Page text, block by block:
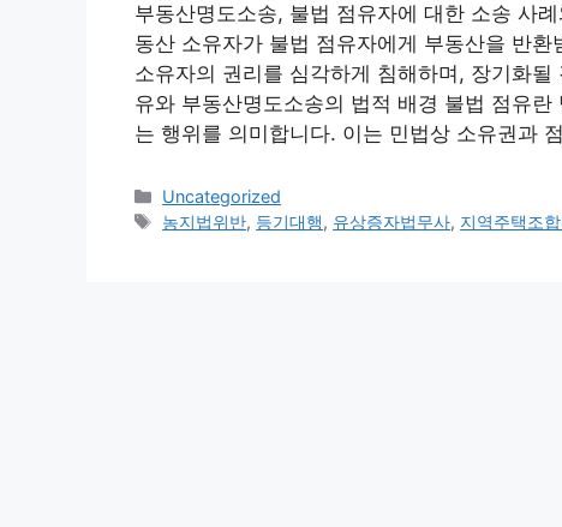
부동산명도소송, 불법 점유자에 대한 소송 사
동산 소유자가 불법 점유자에게 부동산을 반
소유자의 권리를 심각하게 침해하며, 장기화
유와 부동산명도소송의 법적 배경 불법 점유
는 행위를 의미합니다. 이는 민법상 소유권과
카
테
Uncategorized
태
농지법위반, 등기대행, 유상증자법무사, 지역주택조